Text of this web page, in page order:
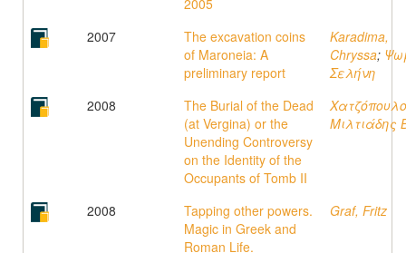
2005
2007
The excavation coins
of Maroneia: A
preliminary report
Karadima,
Chryssa;
Σελήνη
2008
The Burial of the Dead
(at Vergina) or the
Unending Controversy
on the Identity of the
Occupants of Tomb II
Μιλτιάδης
2008
Tapping other powers.
Magic in Greek and
Roman Life.
Graf, Fritz